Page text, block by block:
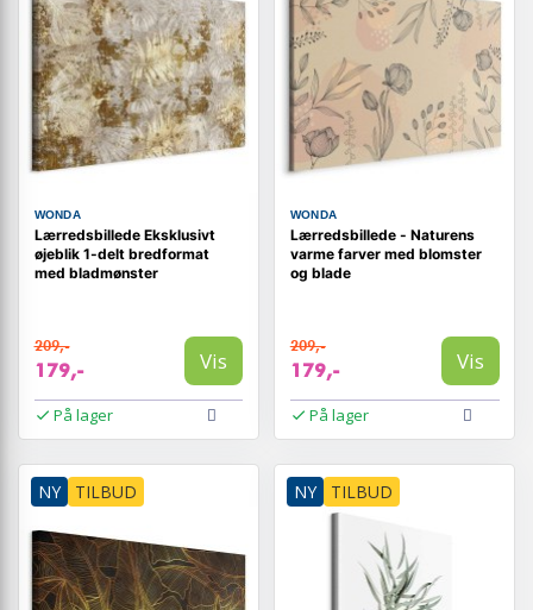
WONDA
Lærredsbillede Eksklusivt
øjeblik 1-delt bredformat
med bladmønster
209,-
179,- Vis
På lager
WONDA
Lærredsbillede - Naturens
varme farver med blomster
og blade
209,-
179,- Vis
På lager
NY TILBUD NY TILBUD